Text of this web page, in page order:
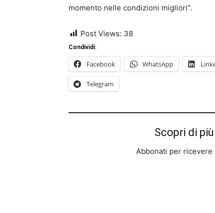
momento nelle condizioni migliori”.
Post Views: 38
Condividi:
Facebook WhatsApp
Telegram
Scopri di
Abbonati per